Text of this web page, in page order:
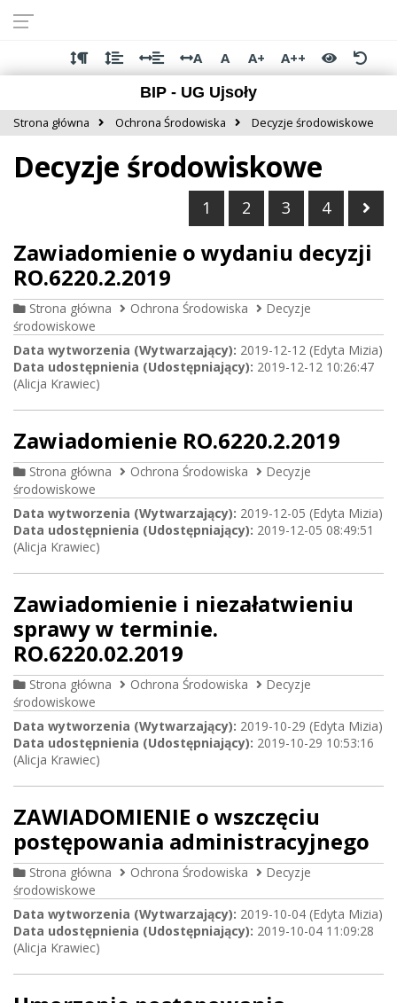
dostępności
głównej
treści
menu
stopki
A A A+
A++
BIP - UG Ujsoły
Strona główna Ochrona Środowiska Decyzje środowiskowe
Decyzje środowiskowe
1 2 3 4
Zawiadomienie o wydaniu decyzji
RO.6220.2.2019
Strona główna Ochrona Środowiska
Decyzje
środowiskowe
Data wytworzenia (Wytwarzający): 2019-12-12 (Edyta Mizia)
Data udostępnienia (Udostępniający): 2019-12-12 10:26:47
(Alicja Krawiec)
Zawiadomienie RO.6220.2.2019
Strona główna Ochrona Środowiska
Decyzje
środowiskowe
Data wytworzenia (Wytwarzający): 2019-12-05 (Edyta Mizia)
Data udostępnienia (Udostępniający): 2019-12-05 08:49:51
(Alicja Krawiec)
Zawiadomienie i niezałatwieniu
sprawy w terminie.
RO.6220.02.2019
Strona główna Ochrona Środowiska
Decyzje
środowiskowe
Data wytworzenia (Wytwarzający): 2019-10-29 (Edyta Mizia)
Data udostępnienia (Udostępniający): 2019-10-29 10:53:16
(Alicja Krawiec)
ZAWIADOMIENIE o wszczęciu
postępowania administracyjnego
Strona główna Ochrona Środowiska
Decyzje
środowiskowe
Data wytworzenia (Wytwarzający): 2019-10-04 (Edyta Mizia)
Data udostępnienia (Udostępniający): 2019-10-04 11:09:28
(Alicja Krawiec)